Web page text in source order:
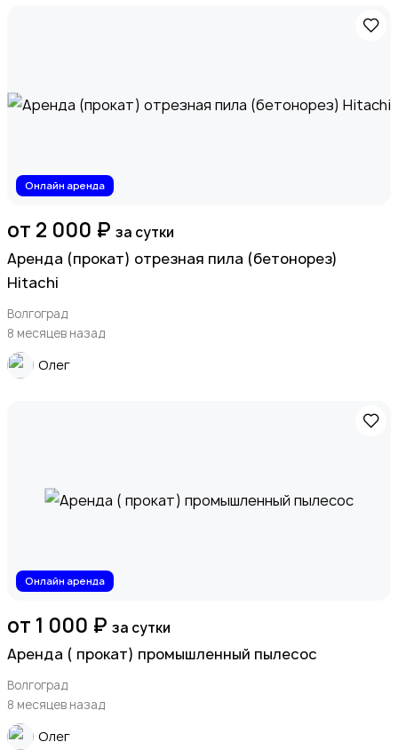
Онлайн аренда
от 2 000 ₽ за сутки
Аренда (прокат) отрезная пила (бетонорез)
Hitachi
Волгоград
8 месяцев назад
Олег
Онлайн аренда
от 1 000 ₽ за сутки
Аренда ( прокат) промышленный пылесос
Волгоград
8 месяцев назад
Олег